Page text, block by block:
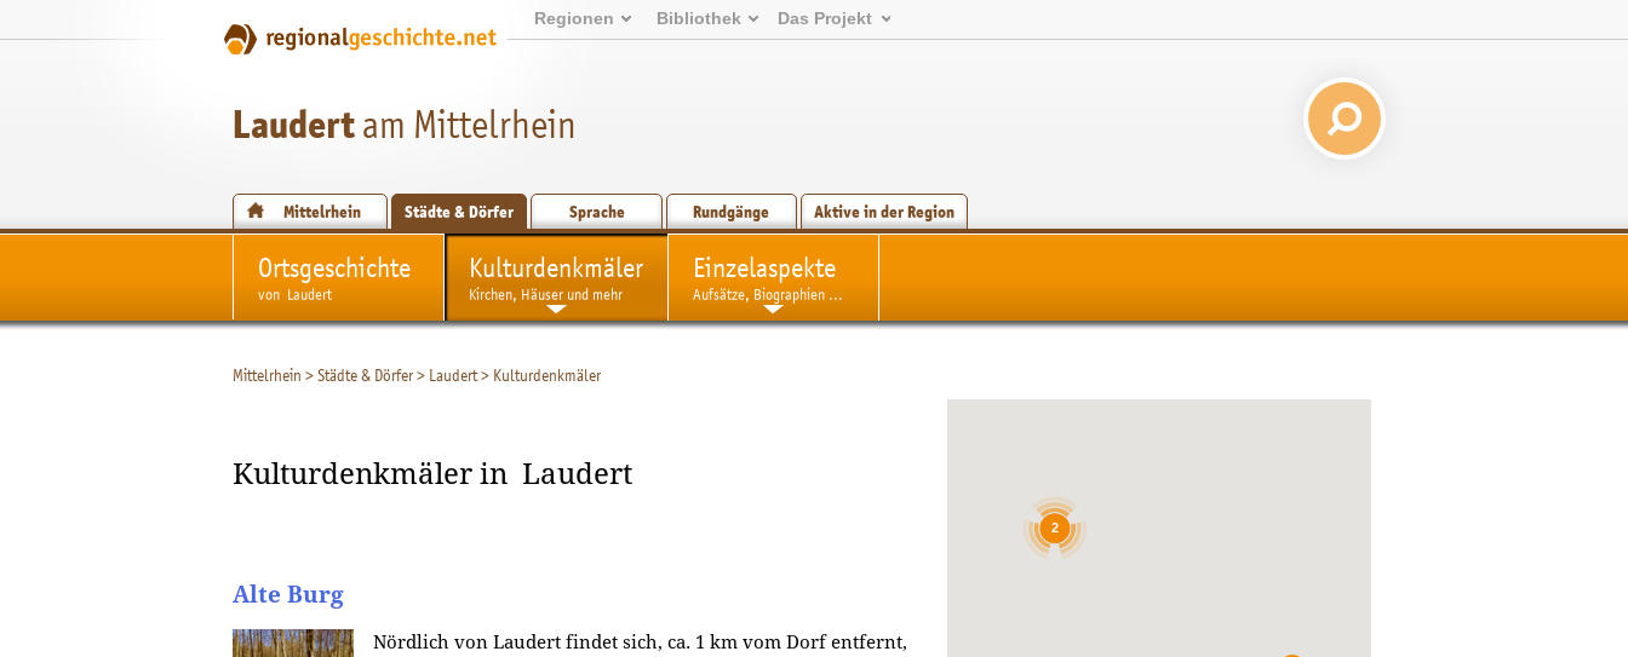
Regionen Bibliothek Das Projekt
Laudertam Mittelrhein
Mittelrhein Städte & Dörfer Sprache Rundgänge Aktive in der Region
Ortsgeschichte
von Laudert
Kulturdenkmäler
Kirchen, Häuser und mehr
Einzelaspekte
Aufsätze, Biographien ...
Mittelrhein >Städte & Dörfer> Laudert> Kulturdenkmäler
Kulturdenkmäler in Laudert
Alte Burg
Nördlich von Laudert findet sich, ca. 1 km vom Dorf entfernt,
2